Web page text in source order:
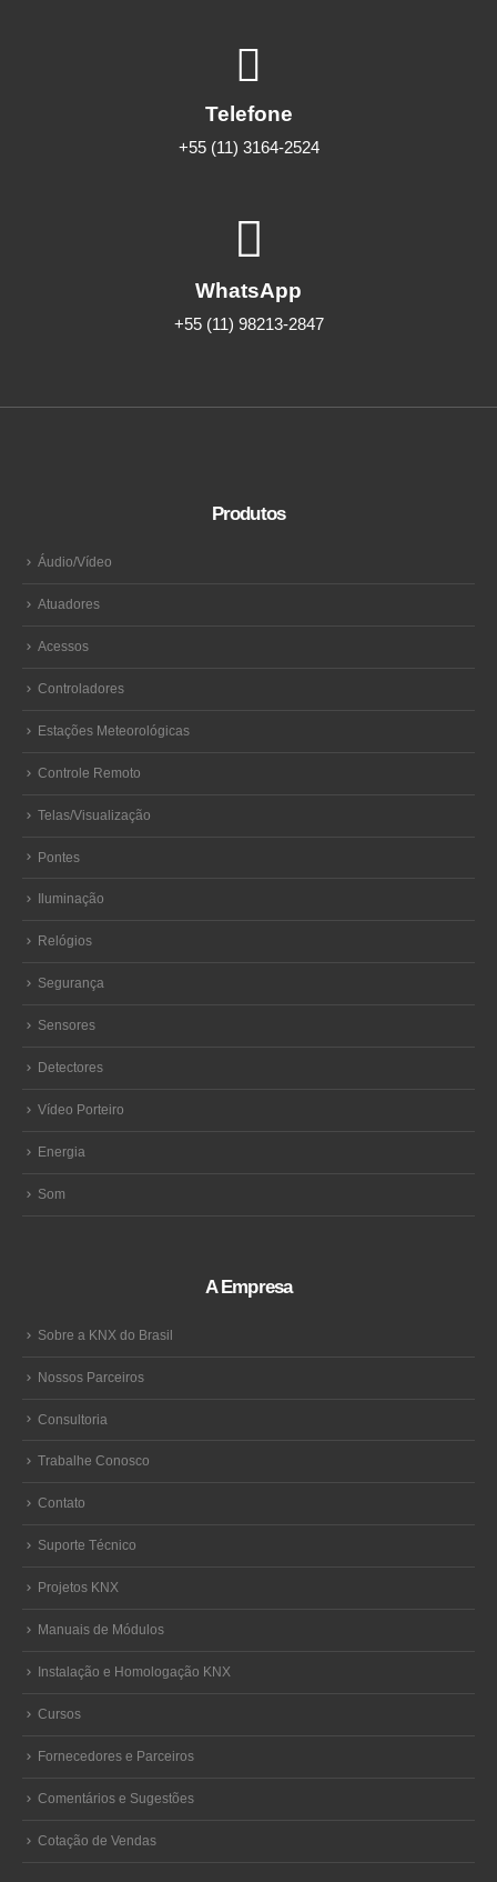
Telefone
+55 (11) 3164-2524
WhatsApp
+55 (11) 98213-2847
Produtos
Áudio/Vídeo
Atuadores
Acessos
Controladores
Estações Meteorológicas
Controle Remoto
Telas/Visualização
Pontes
Iluminação
Relógios
Segurança
Sensores
Detectores
Vídeo Porteiro
Energia
Som
A Empresa
Sobre a KNX do Brasil
Nossos Parceiros
Consultoria
Trabalhe Conosco
Contato
Suporte Técnico
Projetos KNX
Manuais de Módulos
Instalação e Homologação KNX
Cursos
Fornecedores e Parceiros
Comentários e Sugestões
Cotação de Vendas